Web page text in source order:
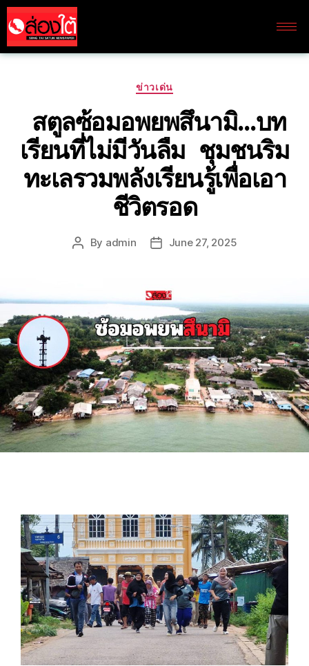
ข่าวเด่น
สตูลซ้อมอพยพสึนามิ…บท
เรียนที่ไม่มีวันลืม ชุมชนริม
ทะเลรวมพลังเรียนรู้เพื่อเอา
ชีวิตรอด
By admin June 27, 2025